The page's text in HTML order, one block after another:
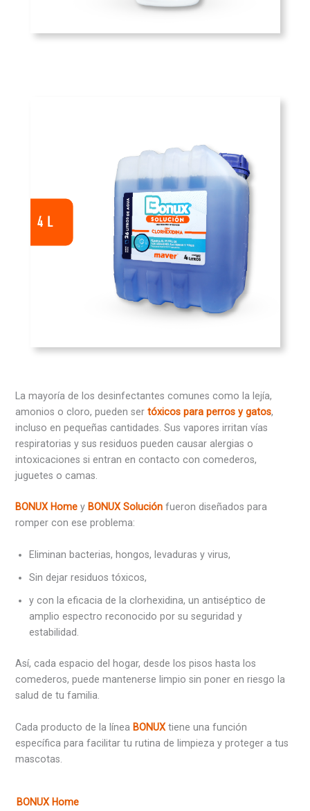
La mayoría de los desinfectantes comunes como la lejía,
amonios o cloro, pueden ser tóxicos para perros y gatos,
incluso en pequeñas cantidades. Sus vapores irritan vías
respiratorias y sus residuos pueden causar alergias o
intoxicaciones si entran en contacto con comederos,
juguetes o camas.
BONUX Home y BONUX Solución fueron diseñados para
romper con ese problema:
Eliminan bacterias, hongos, levaduras y virus,
Sin dejar residuos tóxicos,
y con la eficacia de la clorhexidina, un antiséptico de
amplio espectro reconocido por su seguridad y
estabilidad.
Así, cada espacio del hogar, desde los pisos hasta los
comederos, puede mantenerse limpio sin poner en riesgo la
salud de tu familia.
Cada producto de la línea BONUX tiene una función
específica para facilitar tu rutina de limpieza y proteger a tus
mascotas.
BONUX Home